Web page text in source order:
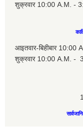
शुक्रवार 10:00 A.M. -
आइतवार-बिहीबार 10:00
शुक्रवार 10:00 A.M. -